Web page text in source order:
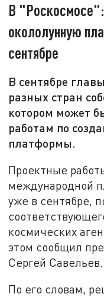
В
окололунную
сентябре
В сентябре
разных стран
котором может
работам по
платформы.
Проектные
международной
уже в сентябре,
космических
этом сообщил
Сергей Савельев.
По его словам,